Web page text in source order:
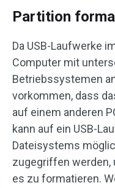
Partition
Da USB-Laufwerke
Computer mit
Betriebssystemen
vorkommen, dass
auf einem anderen
kann auf ein USB-
Dateisystems
zugegriffen werden,
es zu formatieren.